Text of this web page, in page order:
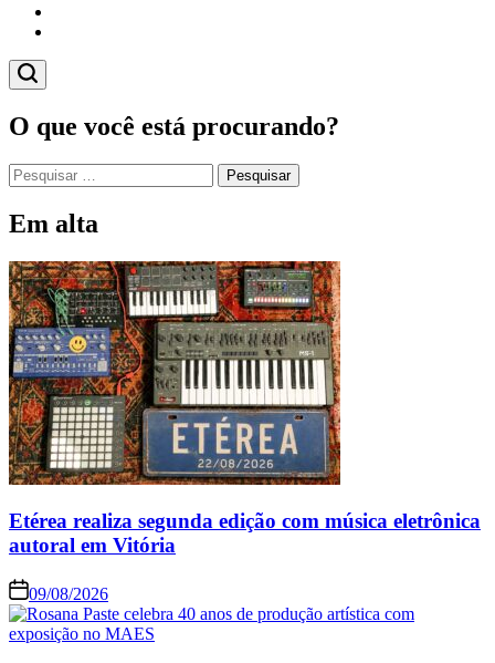
O que você está procurando?
Em alta
Etérea realiza segunda edição com música eletrônica
autoral em Vitória
09/08/2026